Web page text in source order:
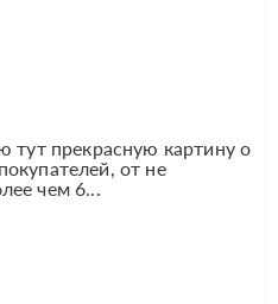
тут прекрасную картину о
от не
чем 6...